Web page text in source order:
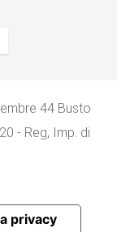
44 Busto
- Reg, Imp. di
privacy